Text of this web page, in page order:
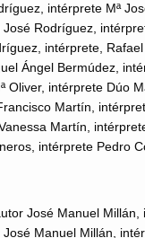
intérprete Mª
José Rodríguez,
intérprete,
Ángel Bermúdez,
Oliver, intérprete Dúo
Martín,
Martín,
intérprete Pedro
José Manuel
Manuel Millán,